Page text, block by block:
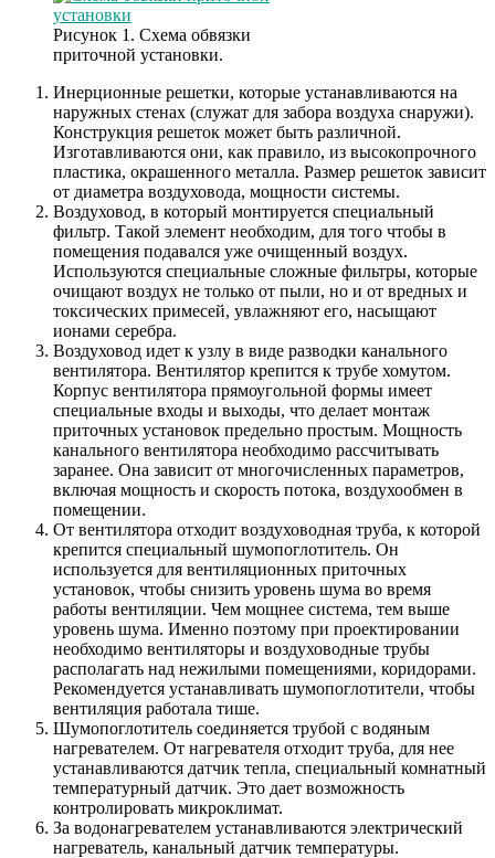
Рисунок 1. Схема обвязки
приточной установки.
Инерционные решетки, которые устанавливаются на
наружных стенах (служат для забора воздуха снаружи).
Конструкция решеток может быть различной.
Изготавливаются они, как правило, из высокопрочного
пластика, окрашенного металла. Размер решеток зависит
от диаметра воздуховода, мощности системы.
Воздуховод, в который монтируется специальный
фильтр. Такой элемент необходим, для того чтобы в
помещения подавался уже очищенный воздух.
Используются специальные сложные фильтры, которые
очищают воздух не только от пыли, но и от вредных и
токсических примесей, увлажняют его, насыщают
ионами серебра.
Воздуховод идет к узлу в виде разводки канального
вентилятора. Вентилятор крепится к трубе хомутом.
Корпус вентилятора прямоугольной формы имеет
специальные входы и выходы, что делает монтаж
приточных установок предельно простым. Мощность
канального вентилятора необходимо рассчитывать
заранее. Она зависит от многочисленных параметров,
включая мощность и скорость потока, воздухообмен в
помещении.
От вентилятора отходит воздуховодная труба, к которой
крепится специальный шумопоглотитель. Он
используется для вентиляционных приточных
установок, чтобы снизить уровень шума во время
работы вентиляции. Чем мощнее система, тем выше
уровень шума. Именно поэтому при проектировании
необходимо вентиляторы и воздуховодные трубы
располагать над нежилыми помещениями, коридорами.
Рекомендуется устанавливать шумопоглотители, чтобы
вентиляция работала тише.
Шумопоглотитель соединяется трубой с водяным
нагревателем. От нагревателя отходит труба, для нее
устанавливаются датчик тепла, специальный комнатный
температурный датчик. Это дает возможность
контролировать микроклимат.
За водонагревателем устанавливаются электрический
нагреватель, канальный датчик температуры.